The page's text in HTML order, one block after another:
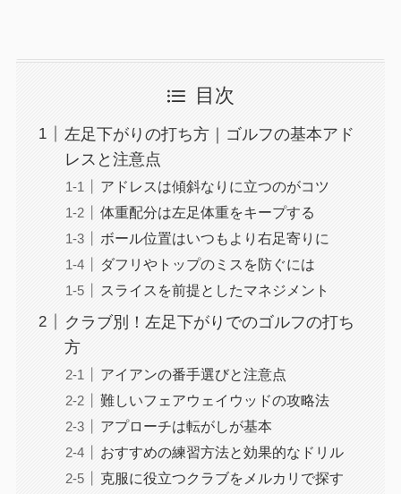
目次
左足下がりの打ち方｜ゴルフの基本アド
レスと注意点
アドレスは傾斜なりに立つのがコツ
体重配分は左足体重をキープする
ボール位置はいつもより右足寄りに
ダフリやトップのミスを防ぐには
スライスを前提としたマネジメント
クラブ別！左足下がりでのゴルフの打ち
方
アイアンの番手選びと注意点
難しいフェアウェイウッドの攻略法
アプローチは転がしが基本
おすすめの練習方法と効果的なドリル
克服に役立つクラブをメルカリで探す